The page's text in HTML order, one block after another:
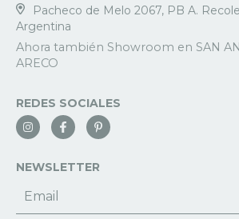
Pacheco de Melo 2067, PB A.
Argentina
REDES SOCIALES
NEWSLETTER